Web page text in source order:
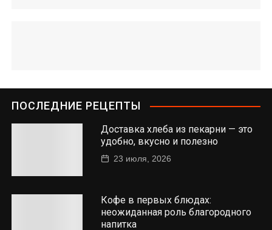
ПОСЛЕДНИЕ РЕЦЕПТЫ
Доставка хлеба из пекарни — это
удобно, вкусно и полезно
23 июля, 2026
Кофе в первых блюдах:
неожиданная роль благородного
напитка